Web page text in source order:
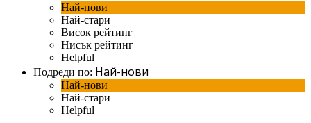
Най-нови
Най-стари
Висок рейтинг
Нисък рейтинг
Helpful
Подреди по: Най-нови
Най-нови
Най-стари
Helpful